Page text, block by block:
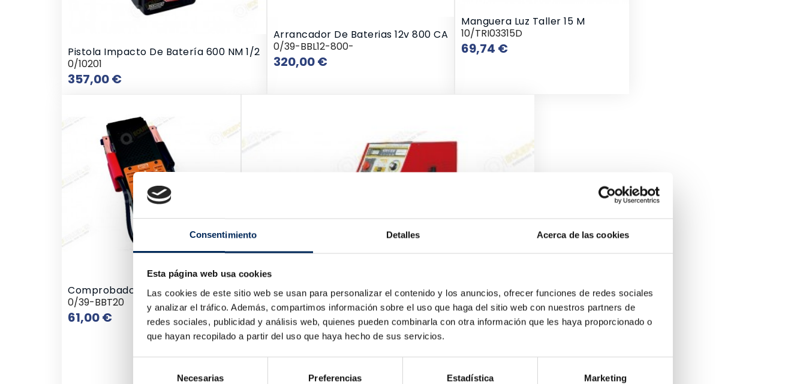
Consentimiento Detalles Acerca de las cookies
Esta página web usa cookies
Las cookies de este sitio web se usan para personalizar el contenido y los anuncios, ofrecer funciones de redes sociales
y analizar el tráfico. Además, compartimos información sobre el uso que haga del sitio web con nuestros partners de
redes sociales, publicidad y análisis web, quienes pueden combinarla con otra información que les haya proporcionado o
que hayan recopilado a partir del uso que haya hecho de sus servicios.
Necesarias Preferencias Estadística Marketing
Pistola Impacto De Batería 600 NM 1/2
0/10201
357,00 €
Arrancador De Baterias 12v 800 CA
0/39-BBL12-800-
320,00 €Precio
Manguera Luz Taller 15 M
10/TRI03315D
69,74 €
Comprobador De Baterias Digital
0/39-BBT20
61,00 € Precio